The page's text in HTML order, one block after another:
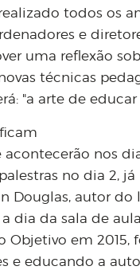
todos os
e
uma reflexão
técnicas
"a arte de
nos
no dia 2,
Douglas, autor do
dia da sala de
Objetivo em 2015,
e educando a